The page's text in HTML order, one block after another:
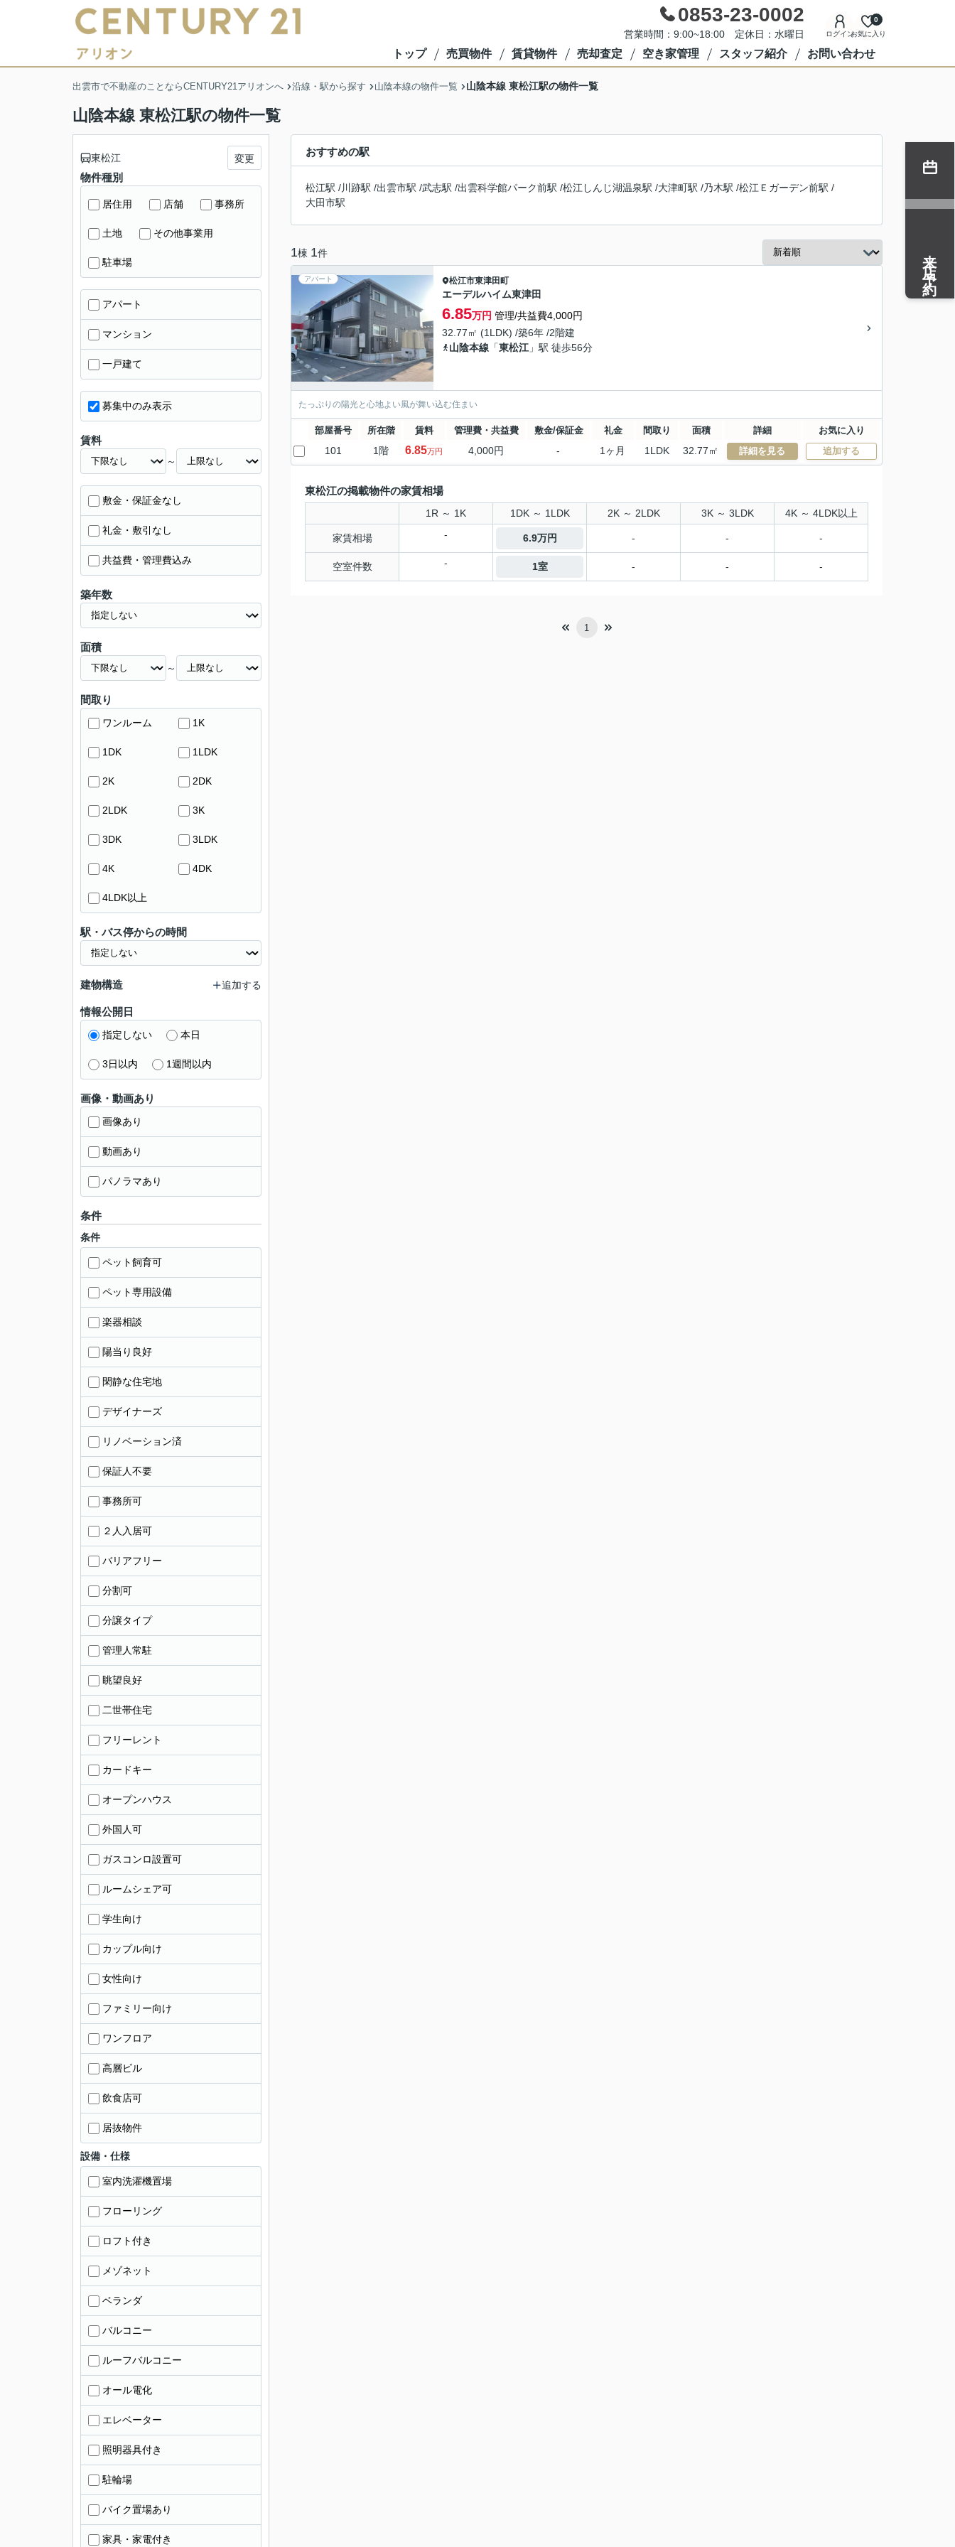
0853-23-0002
営業時間：9:00~18:00 定休日：水曜日 ログインお気に入り
0
トップ 売買物件 賃貸物件 売却査定 空き家管理 スタッフ紹介 お問い合わせ
出雲市で不動産のことならCENTURY21アリオンへ 沿線・駅から探す 山陰本線の物件一覧 山陰本線 東松江駅の物件一覧
山陰本線 東松江駅の物件一覧
おすすめの駅
松江駅 /川跡駅 /出雲市駅 /武志駅 /出雲科学館パーク前駅 /松江しんじ湖温泉駅 /大津町駅 /乃木駅 /松江Ｅガーデン前駅 /
大田市駅
1棟 1件
アパート 松江市東津田町
エーデルハイム東津田
6.85万円 管理/共益費4,000円
32.77㎡ (1LDK) /築6年 /2階建
山陰本線 「東松江 」駅 徒歩56分
たっぷりの陽光と心地よい風が舞い込む住まい
部屋番号 所在階 賃料 管理費・共益費 敷金/保証金 礼金 間取り 面積 詳細 お気に入り
101 1階 6.85万円 4,000円 - 1ヶ月 1LDK 32.77㎡ 詳細を見る 追加する
東松江の掲載物件の家賃相場
1R ～ 1K 1DK ～ 1LDK 2K ～ 2LDK 3K ～ 3LDK 4K ～ 4LDK以上
家賃相場 - 6.9万円 - - -
空室件数 - 1室 - - -
1
東松江 変更
物件種別
居住用 店舗 事務所
土地 その他事業用
駐車場
アパート
マンション
一戸建て
募集中のみ表示
賃料
～
敷金・保証金なし
礼金・敷引なし
共益費・管理費込み
築年数
面積
～
間取り
ワンルーム 1K
1DK 1LDK
2K 2DK
2LDK 3K
3DK 3LDK
4K 4DK
4LDK以上
駅・バス停からの時間
建物構造 追加する
情報公開日
指定しない 本日
3日以内 1週間以内
画像・動画あり
画像あり
動画あり
パノラマあり
条件
条件
ペット飼育可
ペット専用設備
楽器相談
陽当り良好
閑静な住宅地
デザイナーズ
リノベーション済
保証人不要
事務所可
２人入居可
バリアフリー
分割可
分譲タイプ
管理人常駐
眺望良好
二世帯住宅
フリーレント
カードキー
オープンハウス
外国人可
ガスコンロ設置可
ルームシェア可
学生向け
カップル向け
女性向け
ファミリー向け
ワンフロア
高層ビル
飲食店可
居抜物件
設備・仕様
室内洗濯機置場
フローリング
ロフト付き
メゾネット
ベランダ
バルコニー
ルーフバルコニー
オール電化
エレベーター
照明器具付き
駐輪場
バイク置場あり
家具・家電付き
来店予約